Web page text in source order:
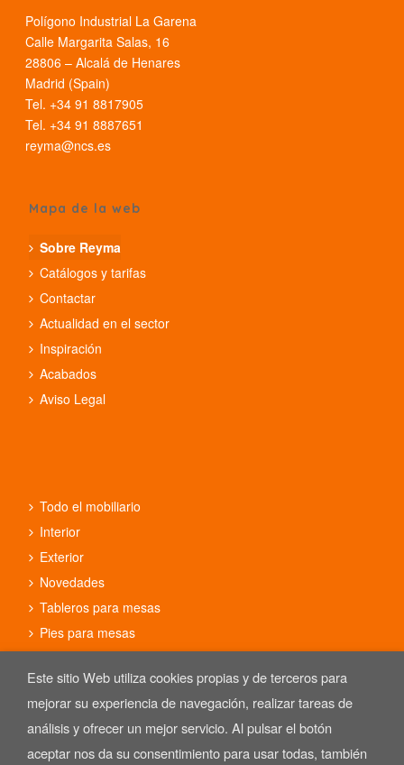
Polígono Industrial La Garena
Calle Margarita Salas, 16
28806 – Alcalá de Henares
Madrid (Spain)
Tel. +34 91 8817905
Tel. +34 91 8887651
reyma@ncs.es
Mapa de la web
Sobre Reyma
Catálogos y tarifas
Contactar
Actualidad en el sector
Inspiración
Acabados
Aviso Legal
Todo el mobiliario
Interior
Exterior
Novedades
Tableros para mesas
Pies para mesas
Copyright © 2025 REYMA mobiliario de hostelería. Las Imágenes de
Este sitio Web utiliza cookies propias y de terceros para
mejorar su experiencia de navegación, realizar tareas de
análisis y ofrecer un mejor servicio. Al pulsar el botón
aceptar nos da su consentimiento para usar todas, también